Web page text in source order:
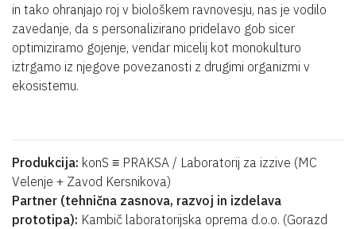
in tako ohranjajo roj v biološkem ravnovesju, nas je vodilo
zavedanje, da s personalizirano pridelavo gob sicer
optimiziramo gojenje, vendar micelij kot monokulturo
iztrgamo iz njegove povezanosti z drugimi organizmi v
ekosistemu.
Produkcija: konS ≡ PRAKSA / Laboratorij za izzive (MC
Velenje + Zavod Kersnikova)
Partner (tehnična zasnova, razvoj in izdelava
prototipa): Kambič laboratorijska oprema d.o.o. (Gorazd